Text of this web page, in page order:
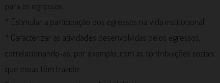
para os egressos;
* Estimular a participação dos egressos na vida institucional;
* Caracterizar as atividades desenvolvidas pelos egressos,
correlacionando-as, por exemplo, com as contribuições sociais
que essas têm trazido;